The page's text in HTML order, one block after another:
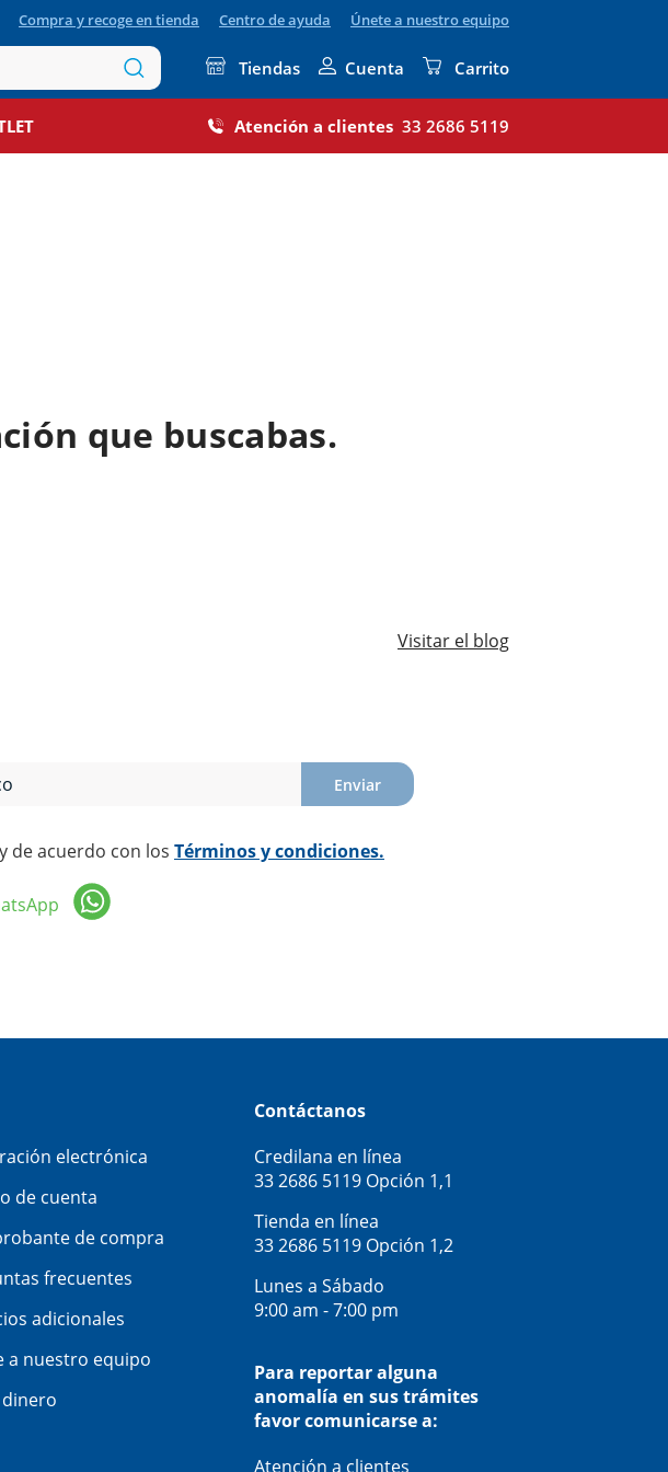
Compra y recoge en tienda Centro de ayuda Únete a nuestro equipo
Tiendas Cuenta Carrito
Atención a clientes 33 2686 5119
que buscabas.
Visitar el blog
Enviar
de acuerdo con los Términos y condiciones.
electrónica
de cuenta
de compra
frecuentes
adicionales
a nuestro equipo
dinero
Contáctanos
Credilana en línea
33 2686 5119 Opción 1,1
Tienda en línea
33 2686 5119 Opción 1,2
Lunes a Sábado
9:00 am - 7:00 pm
Para reportar alguna
anomalía en sus trámites
favor comunicarse a:
Atención a clientes